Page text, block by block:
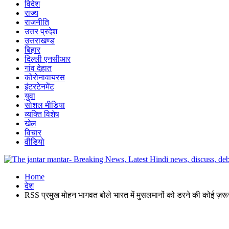
विदेश
राज्य
राजनीति
उत्तर प्रदेश
उत्तराखण्ड
बिहार
दिल्ली एनसीआर
गांव देहात
कोरोनावायरस
इंटरटेनमेंट
युवा
सोशल मीडिया
व्यक्ति विशेष
खेल
विचार
वीडियो
Home
देश
RSS प्रमुख मोहन भागवत बोले भारत में मुसलमानों को डरने की कोई